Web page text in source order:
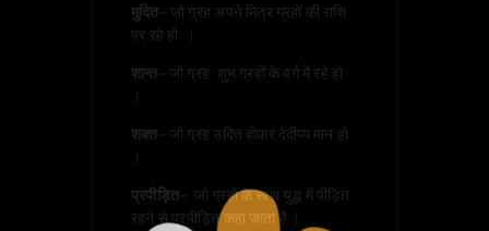
मुदित – जो ग्रह अपने मित्र ग्रहों की राशि
पर रहे हो ।
शान्त – जो ग्रह शुभ ग्रहों के वर्ग में रहे हो
।
शक्त – जो ग्रह उदित होकर देदीप्य मान हो
।
प्रपीड़ित – जो ग्रहों के साथ युद्ध में पीड़ित
रहने से प्रपीड़ित कहा जाता है ।